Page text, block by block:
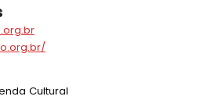
: Cultural